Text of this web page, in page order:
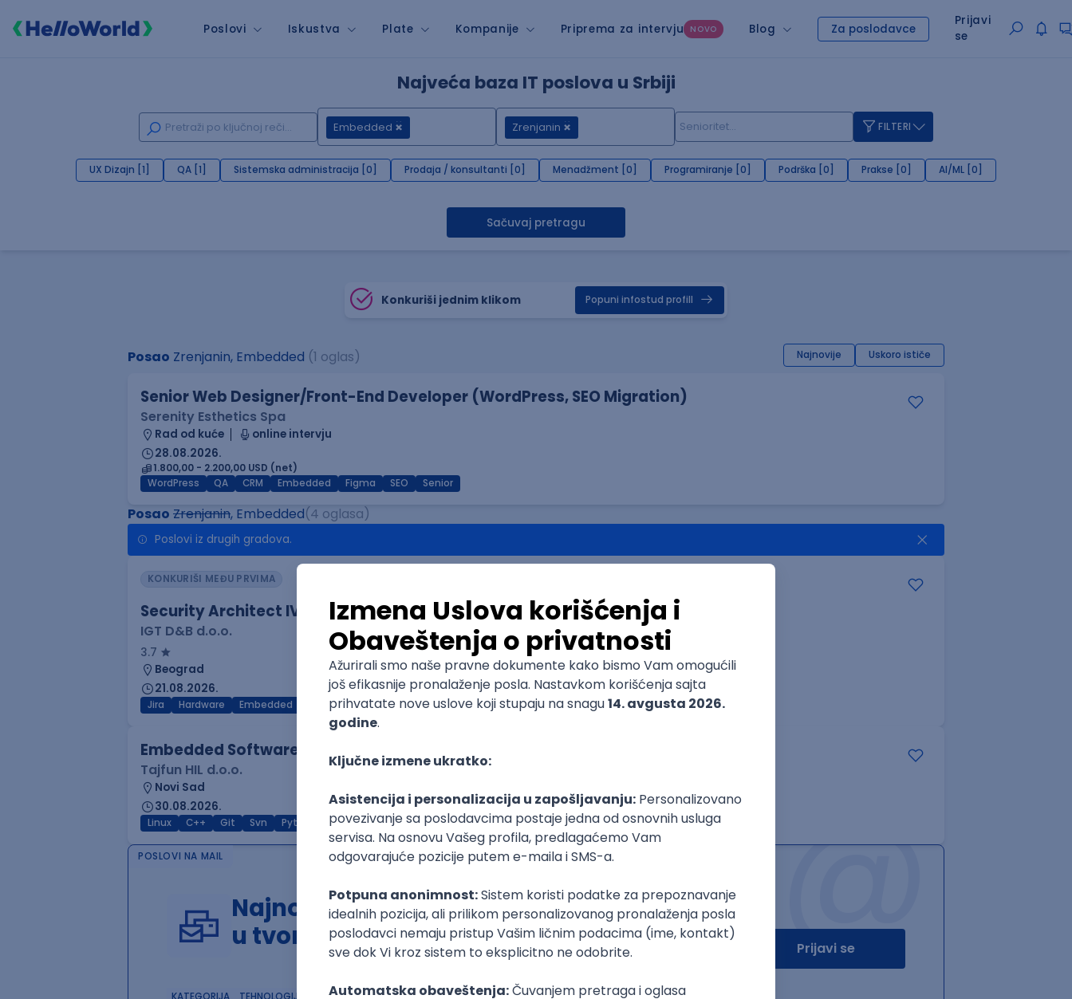
Poslovi Iskustva Plate Kompanije Priprema za intervju NOVO Blog Za poslodavce
Prijavi
se
Najveća baza IT poslova u Srbiji
Embedded Zrenjanin FILTERI
UX Dizajn [1] QA [1] Sistemska administracija [0] Prodaja / konsultanti [0] Menadžment [0] Programiranje [0] Podrška [0] Prakse [0] AI/ML [0]
Sačuvaj pretragu
Konkuriši jednim klikom Popuni infostud profill
Posao Zrenjanin, Embedded (1 oglas) Najnovije Uskoro ističe
Senior Web Designer/Front-End Developer (WordPress, SEO Migration)
Serenity Esthetics Spa
Rad od kuće
online intervju
28.08.2026.
1.800,00 - 2.200,00 USD (net)
WordPress
QA CRM Embedded Figma SEO Senior
Posao Zrenjanin, Embedded(4 oglasa)
Poslovi iz drugih gradova.
KONKURIŠI MEĐU PRVIMA
Security Architect IV
IGT D&B d.o.o.
3.7
Beograd
21.08.2026.
Jira Hardware Embedded Senior
Embedded Software Engineer
Tajfun HIL d.o.o.
Novi Sad
30.08.2026.
Linux C++ Git Svn Python C SoC Embedded FPGA Matlab Intermediate @
POSLOVI NA MAIL
Najnoviji poslovi svakog dana
u tvom inboxu
Prijavi se